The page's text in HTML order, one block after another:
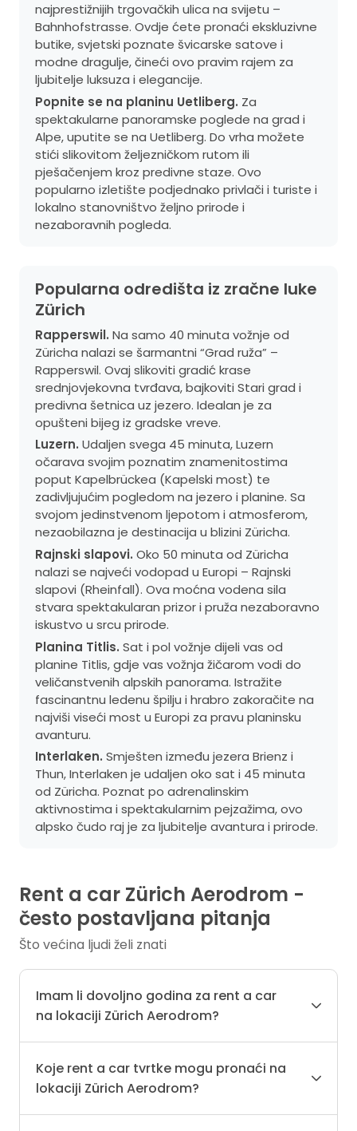
najprestižnijih trgovačkih ulica na svijetu –
Bahnhofstrasse. Ovdje ćete pronaći ekskluzivne
butike, svjetski poznate švicarske satove i
modne dragulje, čineći ovo pravim rajem za
ljubitelje luksuza i elegancije.
Popnite se na planinu Uetliberg. Za
spektakularne panoramske poglede na grad i
Alpe, uputite se na Uetliberg. Do vrha možete
stići slikovitom željezničkom rutom ili
pješačenjem kroz predivne staze. Ovo
popularno izletište podjednako privlači i turiste i
lokalno stanovništvo željno prirode i
nezaboravnih pogleda.
Popularna odredišta iz zračne luke
Zürich
Rapperswil. Na samo 40 minuta vožnje od
Züricha nalazi se šarmantni “Grad ruža” –
Rapperswil. Ovaj slikoviti gradić krase
srednjovjekovna tvrđava, bajkoviti Stari grad i
predivna šetnica uz jezero. Idealan je za
opušteni bijeg iz gradske vreve.
Luzern. Udaljen svega 45 minuta, Luzern
očarava svojim poznatim znamenitostima
poput Kapelbrückea (Kapelski most) te
zadivljujućim pogledom na jezero i planine. Sa
svojom jedinstvenom ljepotom i atmosferom,
nezaobilazna je destinacija u blizini Züricha.
Rajnski slapovi. Oko 50 minuta od Züricha
nalazi se najveći vodopad u Europi – Rajnski
slapovi (Rheinfall). Ova moćna vodena sila
stvara spektakularan prizor i pruža nezaboravno
iskustvo u srcu prirode.
Planina Titlis. Sat i pol vožnje dijeli vas od
planine Titlis, gdje vas vožnja žičarom vodi do
veličanstvenih alpskih panorama. Istražite
fascinantnu ledenu špilju i hrabro zakoračite na
najviši viseći most u Europi za pravu planinsku
avanturu.
Interlaken. Smješten između jezera Brienz i
Thun, Interlaken je udaljen oko sat i 45 minuta
od Züricha. Poznat po adrenalinskim
aktivnostima i spektakularnim pejzažima, ovo
alpsko čudo raj je za ljubitelje avantura i prirode.
Rent a car Zürich Aerodrom -
često postavljana pitanja
Što većina ljudi želi znati
Imam li dovoljno godina za rent a car
na lokaciji Zürich Aerodrom?
Koje rent a car tvrtke mogu pronaći na
lokaciji Zürich Aerodrom?